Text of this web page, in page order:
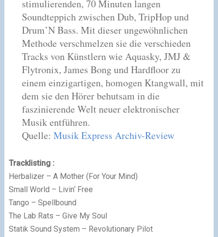
stimulierenden, 70 Minuten langen
Soundteppich zwischen Dub, TripHop und
Drum’N Bass. Mit dieser ungewöhnlichen
Methode verschmelzen sie die verschieden
Tracks von Künstlern wie Aquasky, JMJ &
Flytronix, James Bong und Hardfloor zu
einem einzigartigen, homogen Ktangwall, mit
dem sie den Hörer behutsam in die
faszinierende Welt neuer elektronischer
Musik entführen.
Quelle: Musik Express Archiv-Review
Tracklisting :
Herbalizer – A Mother (For Your Mind)
Small World – Livin‘ Free
Tango – Spellbound
The Lab Rats – Give My Soul
Statik Sound System – Revolutionary Pilot